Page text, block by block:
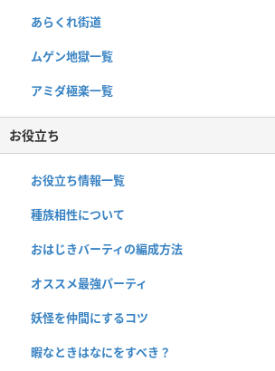
あらくれ街道
ムゲン地獄一覧
アミダ極楽一覧
お役立ち
お役立ち情報一覧
種族相性について
おはじきバーティの編成方法
オススメ最強パーティ
妖怪を仲間にするコツ
暇なときはなにをすべき？